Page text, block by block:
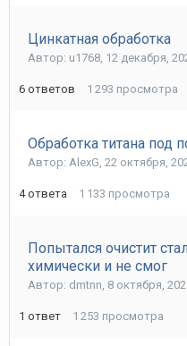
Цинкатная обработка
Автор: u1768, 12 декабря,
6 ответов 1 293 просмотра
Обработка титана под
Автор: AlexG, 22 октября,
4 ответа 1 133 просмотра
Попытался очистит
химически и не смог
Автор: dmtnn, 8 октября,
1 ответ 1 253 просмотра